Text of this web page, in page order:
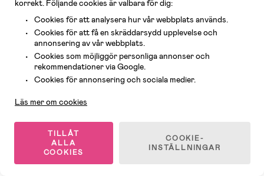
ml, Blush
379 kr
ml, Ivory
379 kr
korrekt. Följande cookies är valbara för dig:
Cookies för att analysera hur vår webbplats används.
Cookies för att få en skräddarsydd upplevelse och
annonsering av vår webbplats.
Cookies som möjliggör personliga annonser och
rekommendationer via Google.
Cookies för annonsering och sociala medier.
Läs mer om cookies
TILLÅT
ALLA
COOKIES
COOKIE-
INSTÄLLNINGAR